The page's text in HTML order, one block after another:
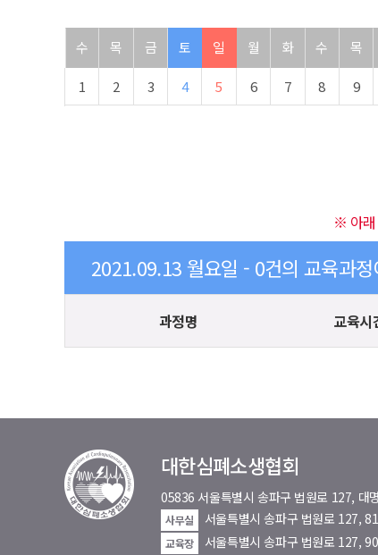
수 목 금 토 일 월 화 수 목
1 2 3 4 5 6 7 8 9
※ 아래
2021.09.13 월요일 - 0건의 교육과
과정명 교육시
대한심폐소생협회
05836 서울특별시 송파구 법원로 127, 대
사무실 서울특별시 송파구 법원로 127,
교육장
서울특별시 송파구 법원로 127,